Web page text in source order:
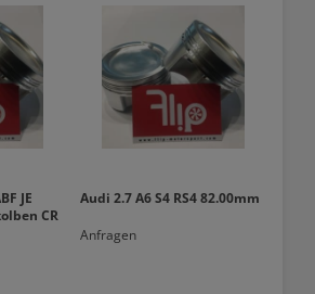
JE
CR
Audi 2.7 A6 S4 RS4 82.00mm
Anfragen